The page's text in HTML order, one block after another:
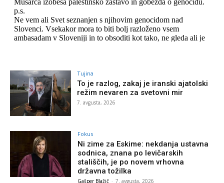
Tujina
To je razlog, zakaj je iranski ajatolski
režim nevaren za svetovni mir
7. avgusta, 2026
Fokus
Ni zime za Eskime: nekdanja ustavna
sodnica, znana po levičarskih
stališčih, je po novem vrhovna
državna tožilka
Gašper Blažič - 7. avgusta, 2026